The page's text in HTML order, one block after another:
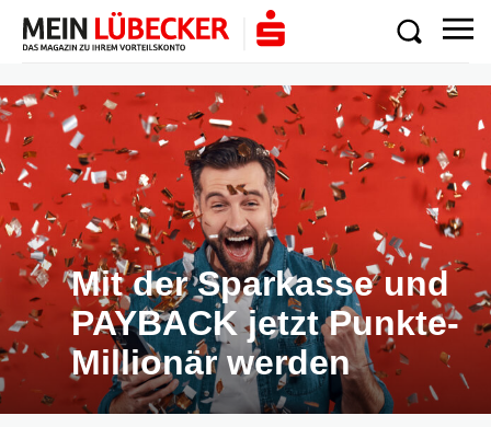
Mit der Sparkasse und
PAYBACK jetzt Punkte-
Millionär werden